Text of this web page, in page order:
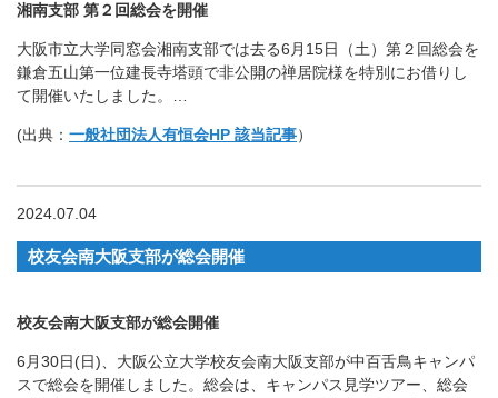
湘南支部 第２回総会を開催
大阪市立大学同窓会湘南支部では去る6月15日（土）第２回総会を
鎌倉五山第一位建長寺塔頭で非公開の禅居院様を特別にお借りし
て開催いたしました。…
(出典： 一般社団法人有恒会HP 該当記事）
2024.07.04
校友会南大阪支部が総会開催
校友会南大阪支部が総会開催
6月30日(日)、大阪公立大学校友会南大阪支部が中百舌鳥キャンパ
スで総会を開催しました。総会は、キャンパス見学ツアー、総会